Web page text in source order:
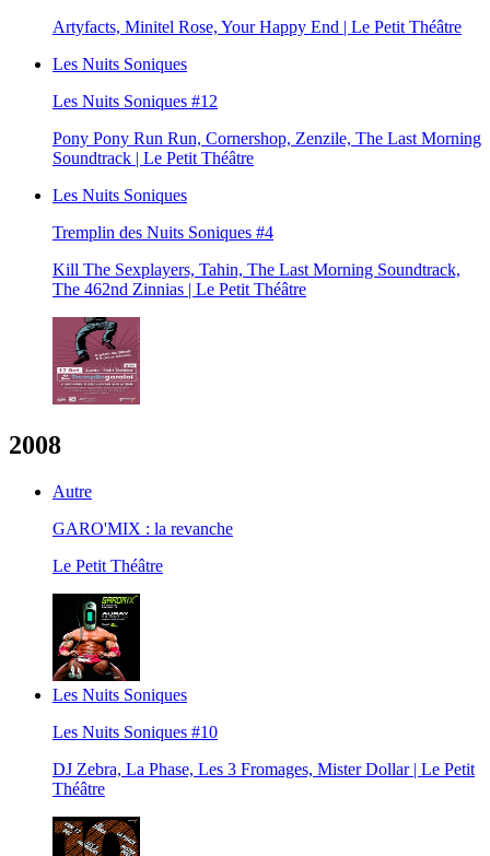
Artyfacts, Minitel Rose, Your Happy End | Le Petit Théâtre
Les Nuits Soniques
Les Nuits Soniques #12
Pony Pony Run Run, Cornershop, Zenzile, The Last Morning
Soundtrack | Le Petit Théâtre
Les Nuits Soniques
Tremplin des Nuits Soniques #4
Kill The Sexplayers, Tahin, The Last Morning Soundtrack,
The 462nd Zinnias | Le Petit Théâtre
2008
Autre
GARO'MIX : la revanche
Le Petit Théâtre
Les Nuits Soniques
Les Nuits Soniques #10
DJ Zebra, La Phase, Les 3 Fromages, Mister Dollar | Le Petit
Théâtre